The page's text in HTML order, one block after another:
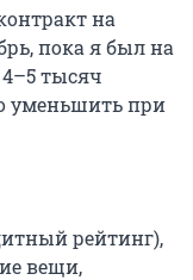
на
пока я был на
тысяч
уменьшить при
рейтинг),
вещи,